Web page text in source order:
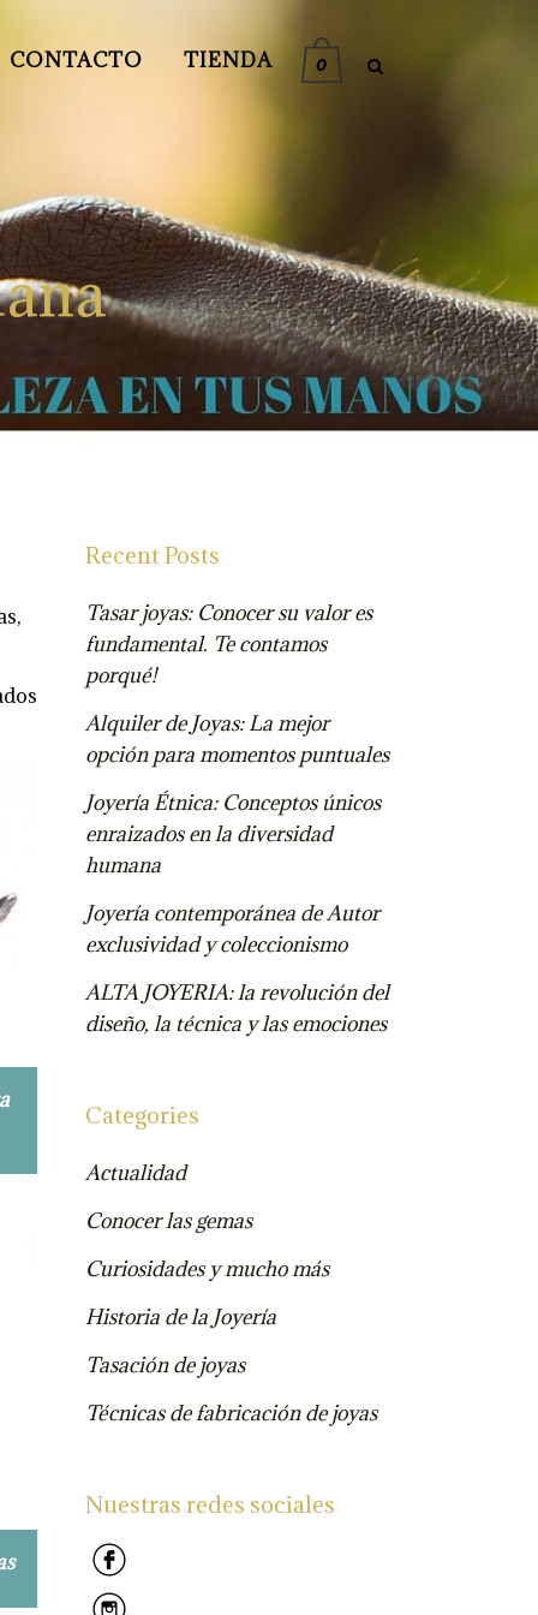
0
CONTACTO TIENDA
Recent Posts
Tasar joyas: Conocer su valor es
fundamental. Te contamos
porqué!
Alquiler de Joyas: La mejor
opción para momentos puntuales
Joyería Étnica: Conceptos únicos
enraizados en la diversidad
humana
Joyería contemporánea de Autor
exclusividad y coleccionismo
ALTA JOYERIA: la revolución del
diseño, la técnica y las emociones
Categories
Actualidad
Conocer las gemas
Curiosidades y mucho más
Historia de la Joyería
Tasación de joyas
Técnicas de fabricación de joyas
Nuestras redes sociales